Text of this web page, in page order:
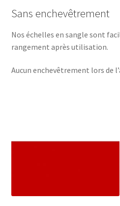
Sans enchevêtrement
Nos échelles en sangle sont
rangement après utilisation.
Aucun enchevêtrement lors de